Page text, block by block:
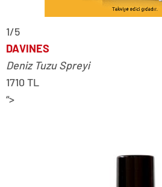
1/5
DAVINES
Deniz Tuzu Spreyi
1710 TL
“>